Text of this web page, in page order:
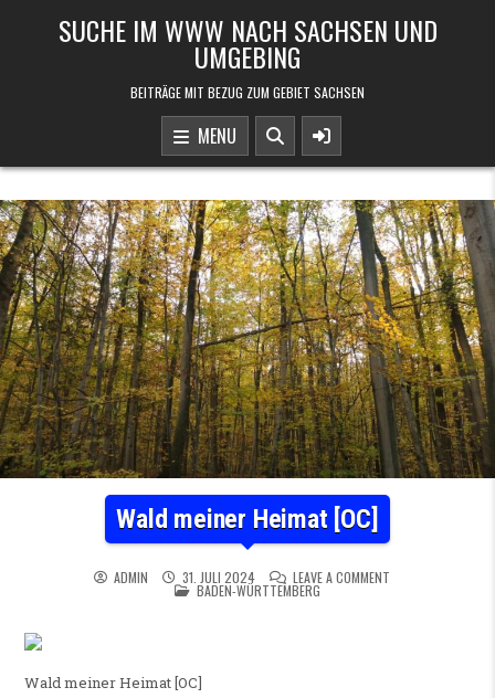
SUCHE IM WWW NACH SACHSEN UND
UMGEBING
BEITRÄGE MIT BEZUG ZUM GEBIET SACHSEN
MENU
Wald meiner Heimat [OC]
ADMIN 31. JULI 2024 LEAVE A COMMENT
POSTED IN
BADEN-WÜRTTEMBERG
Wald meiner Heimat [OC]